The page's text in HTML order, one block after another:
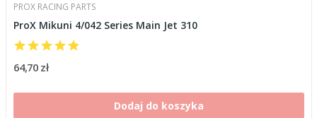
PROX RACING PARTS
ProX Mikuni 4/042 Series Main Jet 310
64,70 zł
Dodaj do koszyka